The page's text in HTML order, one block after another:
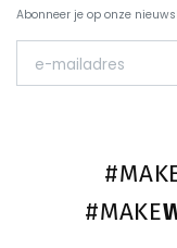
Abonneer je op onze
#MAKE